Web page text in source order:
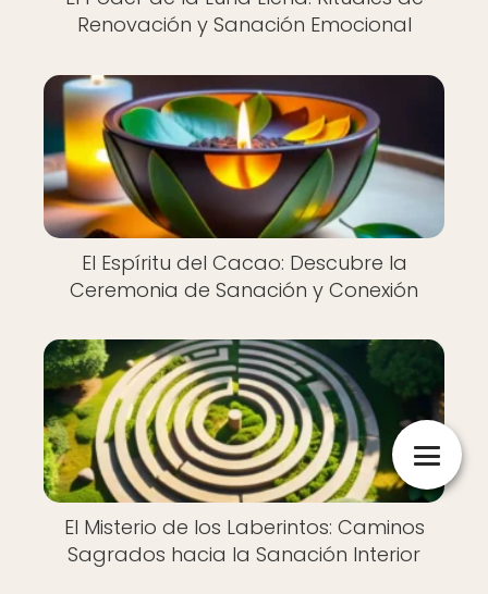
Renovación y Sanación Emocional
El Espíritu del Cacao: Descubre la
Ceremonia de Sanación y Conexión
El Misterio de los Laberintos: Caminos
Sagrados hacia la Sanación Interior